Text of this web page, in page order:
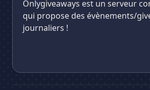
Onlygiveaways est un serveur
qui propose des évènements/
journaliers !